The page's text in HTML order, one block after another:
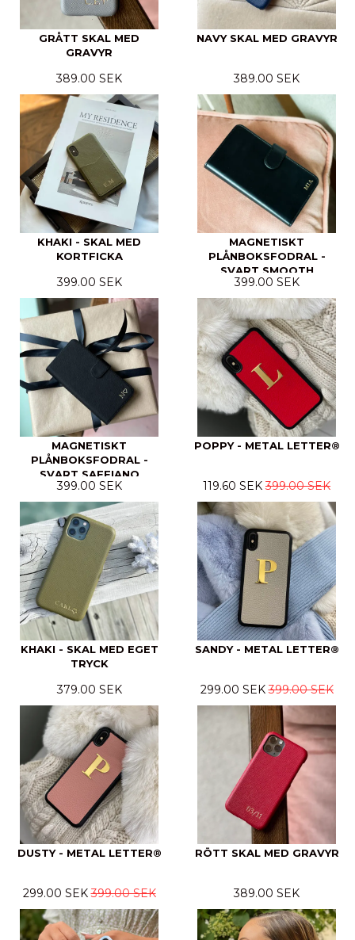
GRÅTT SKAL MED
GRAVYR
389.00 SEK
NAVY SKAL MED GRAVYR
389.00 SEK
KHAKI - SKAL MED
KORTFICKA
399.00 SEK
MAGNETISKT
PLÅNBOKSFODRAL -
SVART SMOOTH
399.00 SEK
MAGNETISKT
PLÅNBOKSFODRAL -
SVART SAFFIANO
399.00 SEK
POPPY - METAL LETTER®
119.60 SEK 399.00 SEK
KHAKI - SKAL MED EGET
TRYCK
379.00 SEK
SANDY - METAL LETTER®
299.00 SEK399.00 SEK
DUSTY - METAL LETTER®
299.00 SEK399.00 SEK
RÖTT SKAL MED GRAVYR
389.00 SEK